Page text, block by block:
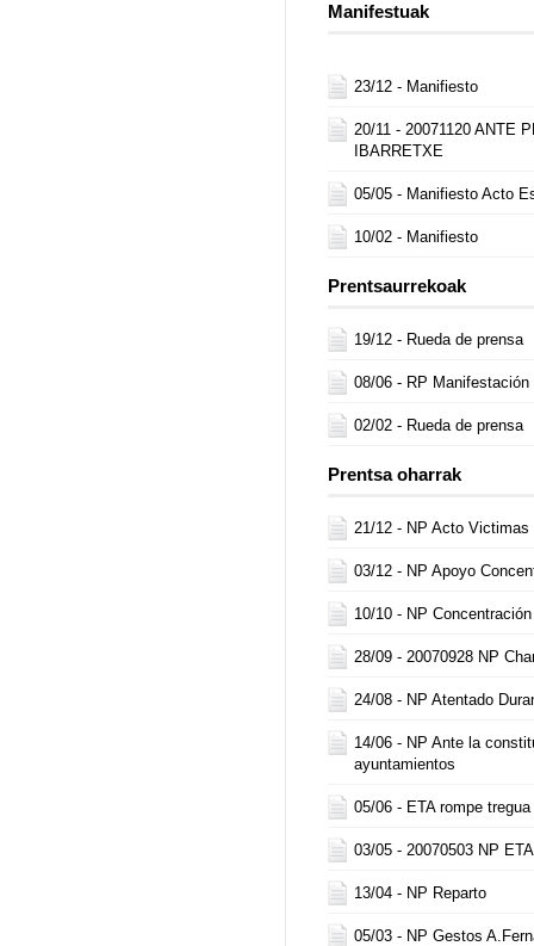
Manifestuak
23/12 - Manifiesto
20/11 - 20071120 ANTE
IBARRETXE
05/05 - Manifiesto Acto
10/02 - Manifiesto
Prentsaurrekoak
19/12 - Rueda de prensa
08/06 - RP Manifestación
02/02 - Rueda de prensa
Prentsa oharrak
21/12 - NP Acto Victimas
03/12 - NP Apoyo
10/10 - NP
28/09 - 20070928 NP
24/08 - NP Atentado
14/06 - NP Ante la
ayuntamientos
05/06 - ETA rompe tregua
03/05 - 20070503 NP
13/04 - NP Reparto
05/03 - NP Gestos